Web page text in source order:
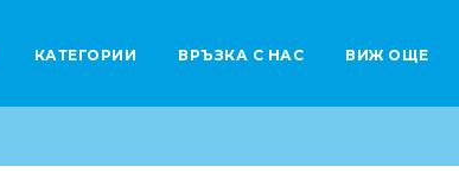
КАТЕГОРИИ ВРЪЗКА С НАС ВИЖ ОЩЕ